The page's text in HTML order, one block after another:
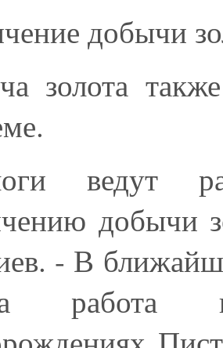
добычи
золота
ведут
добычи
- В
работа